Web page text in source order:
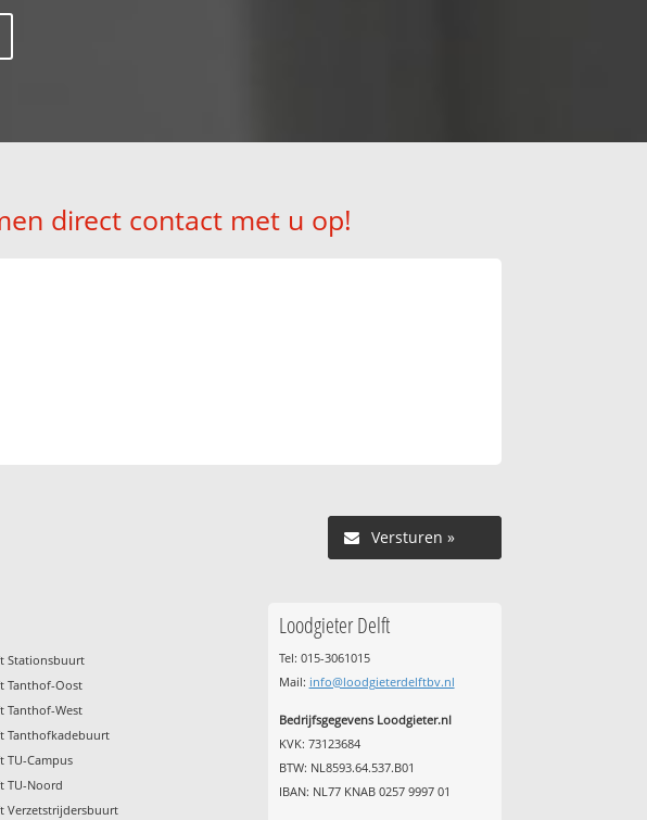
direct contact met u op!
Versturen »
Stationsbuurt
Tanthof-Oost
Tanthof-West
Tanthofkadebuurt
TU-Campus
TU-Noord
Verzetstrijdersbuurt
Loodgieter Delft
Tel: 015-3061015
Mail: info@loodgieterdelftbv.nl
Bedrijfsgegevens Loodgieter.nl
KVK: 73123684
BTW: NL8593.64.537.B01
IBAN: NL77 KNAB 0257 9997 01